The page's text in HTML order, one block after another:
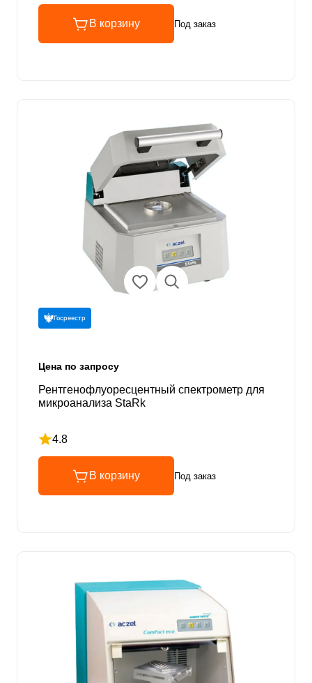
В корзину Под заказ
Госреестр
Цена по запросу
Рентгенофлуоресцентный спектрометр для
микроанализа StaRk
4.8
Рейтинг 4.8 из 5
В корзину Под заказ